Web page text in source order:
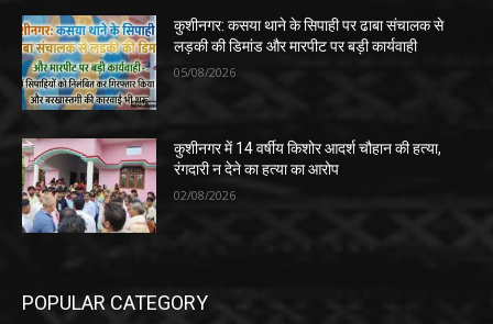
कुशीनगर: कसया थाने के सिपाही पर ढाबा संचालक से
लड़की की डिमांड और मारपीट पर बड़ी कार्यवाही
05/08/2026
कुशीनगर में 14 वर्षीय किशोर आदर्श चौहान की हत्या,
रंगदारी न देने का हत्या का आरोप
02/08/2026
POPULAR CATEGORY